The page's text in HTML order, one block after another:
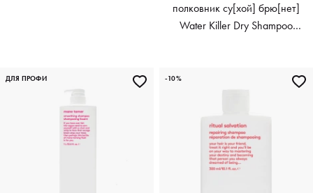
полковник су[хой] брю[нет]
Water Killer Dry Shampoo
ДЛЯ ПРОФИ -10%